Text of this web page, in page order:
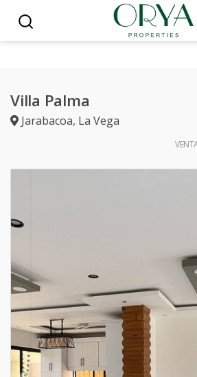
Villa Palma
Jarabacoa, La Vega